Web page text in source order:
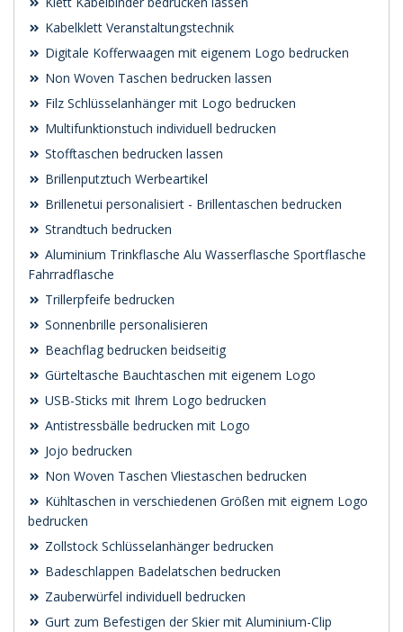
Kabelklett Veranstaltungstechnik
Digitale Kofferwaagen mit eigenem Logo bedrucken
Non Woven Taschen bedrucken lassen
Filz Schlüsselanhänger mit Logo bedrucken
Multifunktionstuch individuell bedrucken
Stofftaschen bedrucken lassen
Brillenputztuch Werbeartikel
Brillenetui personalisiert - Brillentaschen bedrucken
Strandtuch bedrucken
Aluminium Trinkflasche Alu Wasserflasche Sportflasche
Fahrradflasche
Trillerpfeife bedrucken
Sonnenbrille personalisieren
Beachflag bedrucken beidseitig
Gürteltasche Bauchtaschen mit eigenem Logo
USB-Sticks mit Ihrem Logo bedrucken
Antistressbälle bedrucken mit Logo
Jojo bedrucken
Non Woven Taschen Vliestaschen bedrucken
Kühltaschen in verschiedenen Größen mit eignem Logo
bedrucken
Zollstock Schlüsselanhänger bedrucken
Badeschlappen Badelatschen bedrucken
Zauberwürfel individuell bedrucken
Gurt zum Befestigen der Skier mit Aluminium-Clip